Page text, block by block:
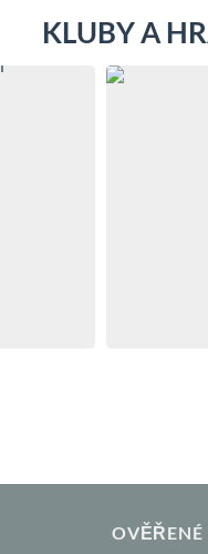
KLUBY A
OVĚŘENÉ